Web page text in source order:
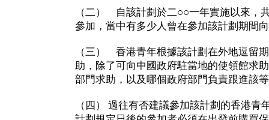
（二） 自該計劃於二○○一年實施以來，
參加，當中有多少人曾在參加該計劃期間
（三） 香港青年根據該計劃在外地逗留
助，除了可向中國政府駐當地的使領館求
部門求助，以及哪個政府部門負責跟進該
（四） 過往有否建議參加該計劃的香港青